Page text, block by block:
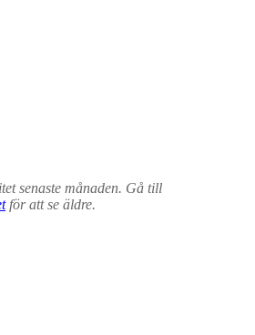
senaste månaden. Gå till
för att se äldre.